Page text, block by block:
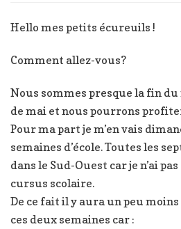
Hello mes petits écureuils !
Comment allez-vous?
Nous sommes presque la fin
de mai et nous pourrons
Pour ma part je m’en vais
semaines d’école. Toutes les
dans le Sud-Ouest car je n’ai
cursus scolaire.
De ce fait il y aura un peu
ces deux semaines car :